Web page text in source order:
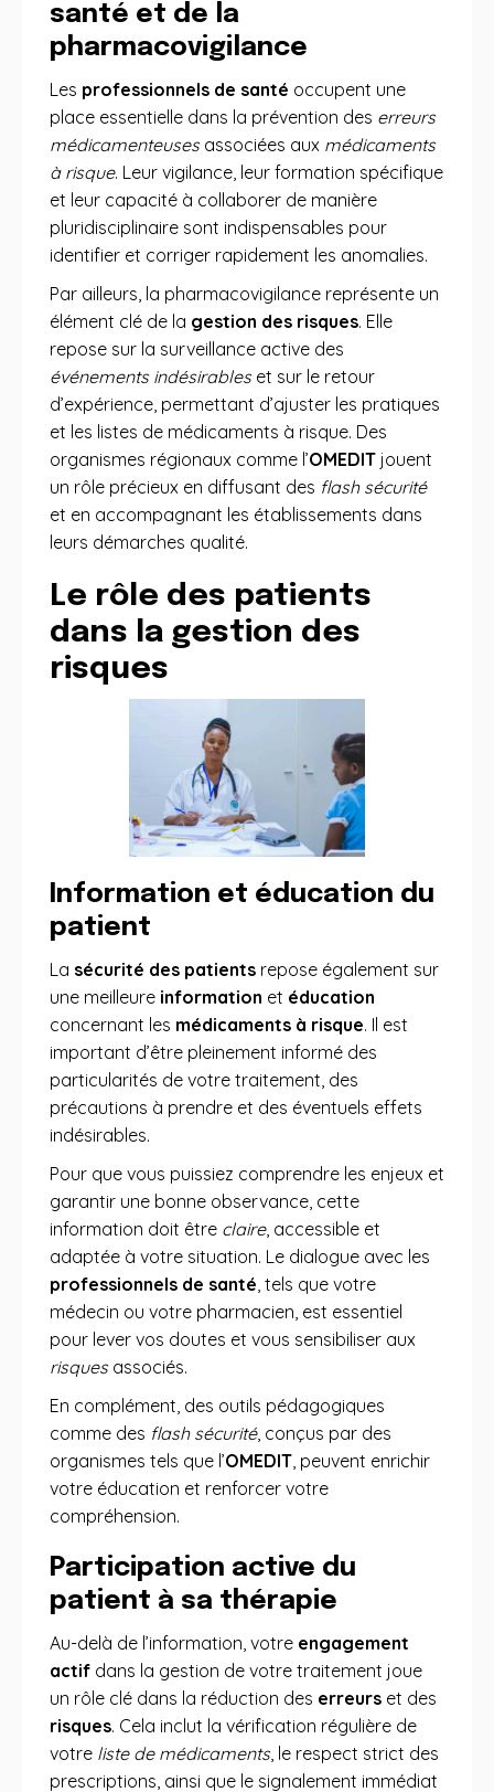
santé et de la
pharmacovigilance
Les professionnels de santé occupent une
place essentielle dans la prévention des erreurs
médicamenteusesassociées aux médicaments
à risque. Leur vigilance, leur formation spécifique
et leur capacité à collaborer de manière
pluridisciplinaire sont indispensables pour
identifier et corriger rapidement les anomalies.
Par ailleurs, la pharmacovigilance représente un
élément clé de la gestion des risques. Elle
repose sur la surveillance active des
événements indésirableset sur le retour
d’expérience, permettant d’ajuster les pratiques
et les listes de médicaments à risque. Des
organismes régionaux comme l’OMEDIT jouent
un rôle précieux en diffusant des flash sécurité
et en accompagnant les établissements dans
leurs démarches qualité.
Le rôle des patients
dans la gestion des
risques
Information et éducation du
patient
La sécurité des patients repose également sur
une meilleure information et éducation
concernant les médicaments à risque. Il est
important d’être pleinement informé des
particularités de votre traitement, des
précautions à prendre et des éventuels effets
indésirables.
Pour que vous puissiez comprendre les enjeux et
garantir une bonne observance, cette
information doit être claire, accessible et
adaptée à votre situation. Le dialogue avec les
professionnels de santé, tels que votre
médecin ou votre pharmacien, est essentiel
pour lever vos doutes et vous sensibiliser aux
risquesassociés.
En complément, des outils pédagogiques
comme des flash sécurité, conçus par des
organismes tels que l’OMEDIT, peuvent enrichir
votre éducation et renforcer votre
compréhension.
Participation active du
patient à sa thérapie
Au-delà de l’information, votre engagement
actif dans la gestion de votre traitement joue
un rôle clé dans la réduction des erreurs et des
risques. Cela inclut la vérification régulière de
votre liste de médicaments, le respect strict des
prescriptions, ainsi que le signalement immédiat